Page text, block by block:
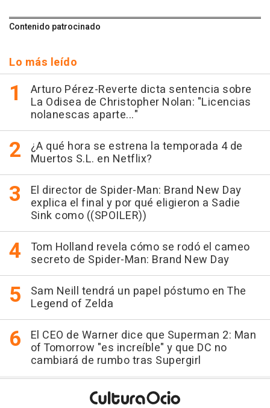
Contenido patrocinado
Lo más leído
Arturo Pérez-Reverte dicta sentencia sobre
La Odisea de Christopher Nolan: "Licencias
nolanescas aparte..."
¿A qué hora se estrena la temporada 4 de
Muertos S.L. en Netflix?
El director de Spider-Man: Brand New Day
explica el final y por qué eligieron a Sadie
Sink como ((SPOILER))
Tom Holland revela cómo se rodó el cameo
secreto de Spider-Man: Brand New Day
Sam Neill tendrá un papel póstumo en The
Legend of Zelda
El CEO de Warner dice que Superman 2: Man
of Tomorrow "es increíble" y que DC no
cambiará de rumbo tras Supergirl